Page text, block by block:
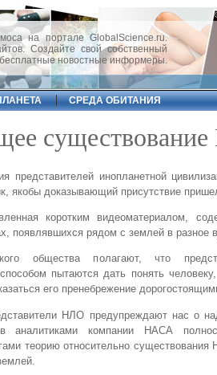
на портале GlobalScience.ru.
Создайте свой собственный
новостные информеры.
СРЕДА ОБИТАНИЯ
представителей инопланетной
якобы доказывающий присутствие
коротким видеоматериалом,
появлявшихся рядом с землей в разное
общества полагают, что
пытаются дать понять
его пренебрежение
НЛО предупреждают нас о
аналитиками компании НАСА
теорию относительно существования